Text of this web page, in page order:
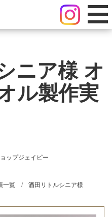
ニア様 オ
ル製作実
ップジェイピー
一覧
酒田リトルシニア様